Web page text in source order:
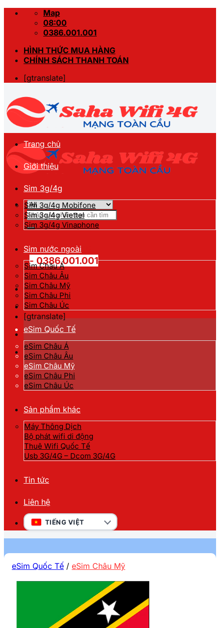
Skip
Map
08:00
0386.001.001
HÌNH THỨC MUA HÀNG
CHÍNH SÁCH THANH TOÁN
[gtranslate]
Tìm
kiếm:
Hotline đặt hàng
- 0386.001.001
[gtranslate]
Trang chủ
Giới thiệu
Sim 3g/4g
Sim 3g/4g Mobifone
Sim 3g/4g Viettel
Sim 3g/4g Vinaphone
Sim nước ngoài
Sim Châu Á
Sim Châu Âu
Sim Châu Mỹ
Sim Châu Phi
Sim Châu Úc
eSim Quốc Tế
eSim Châu Á
eSim Châu Âu
eSim Châu Mỹ
eSim Châu Phi
eSim Châu Úc
Sản phẩm khác
Máy Thông Dịch
Bộ phát wifi di động
Thuê Wifi Quốc Tế
Usb 3G/4G – Dcom 3G/4G
Tin tức
Liên hệ
TIẾNG VIỆT
eSim Quốc Tế / eSim Châu Mỹ